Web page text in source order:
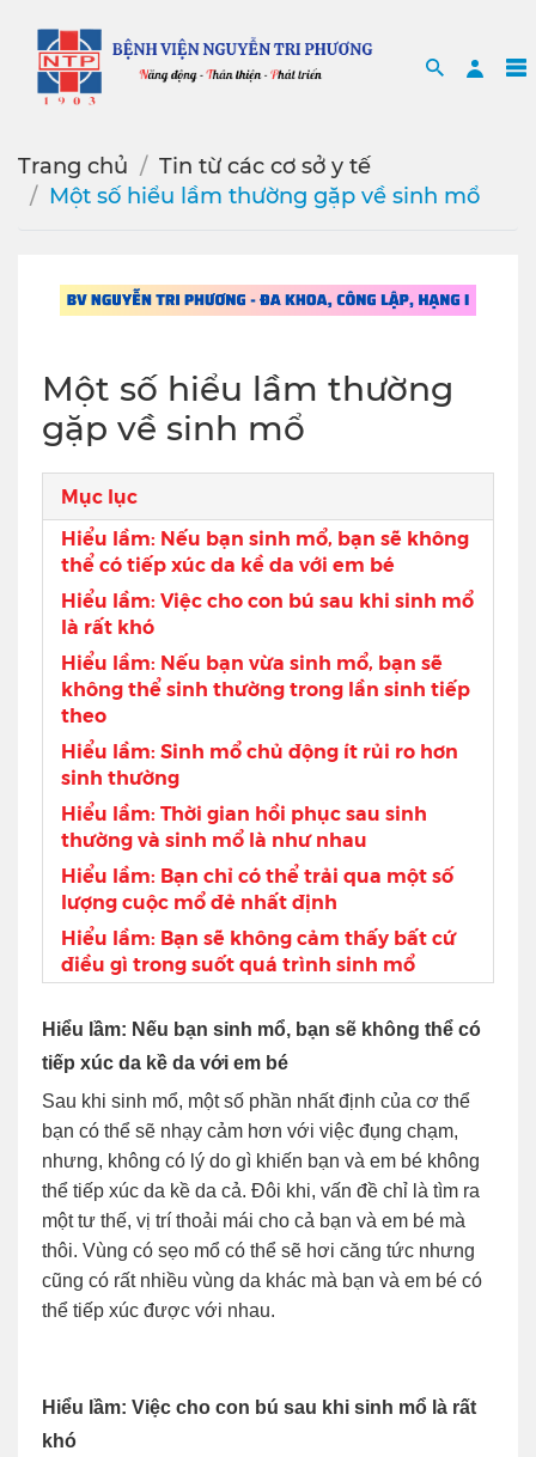
Search
Trang chủ
Tin từ các cơ sở y tế
Một số hiểu lầm thường gặp về sinh mổ
Một số hiểu lầm thường
gặp về sinh mổ
Mục lục
Hiểu lầm: Nếu bạn sinh mổ, bạn sẽ không
thể có tiếp xúc da kề da với em bé
Hiểu lầm: Việc cho con bú sau khi sinh mổ
là rất khó
Hiểu lầm: Nếu bạn vừa sinh mổ, bạn sẽ
không thể sinh thường trong lần sinh tiếp
theo
Hiểu lầm: Sinh mổ chủ động ít rủi ro hơn
sinh thường
Hiểu lầm: Thời gian hồi phục sau sinh
thường và sinh mổ là như nhau
Hiểu lầm: Bạn chỉ có thể trải qua một số
lượng cuộc mổ đẻ nhất định
Hiểu lầm: Bạn sẽ không cảm thấy bất cứ
điều gì trong suốt quá trình sinh mổ
Hiểu lầm: Nếu bạn sinh mổ, bạn sẽ không thể có
tiếp xúc da kề da với em bé
Sau khi sinh mổ, một số phần nhất định của cơ thể
bạn có thể sẽ nhạy cảm hơn với việc đụng chạm,
nhưng, không có lý do gì khiến bạn và em bé không
thể tiếp xúc da kề da cả. Đôi khi, vấn đề chỉ là tìm ra
một tư thế, vị trí thoải mái cho cả bạn và em bé mà
thôi. Vùng có sẹo mổ có thể sẽ hơi căng tức nhưng
cũng có rất nhiều vùng da khác mà bạn và em bé có
thể tiếp xúc được với nhau.
Hiểu lầm: Việc cho con bú sau khi sinh mổ là rất
khó